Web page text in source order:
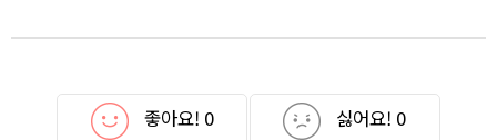
좋아요! 0 싫어요! 0